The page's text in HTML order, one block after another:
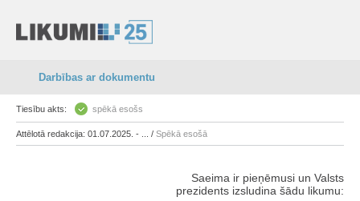
Darbības ar dokumentu
Tiesību akts: spēkā esošs
Attēlotā redakcija: 01.07.2025. - ... / Spēkā esošā
Saeima ir pieņēmusi un Valsts
prezidents izsludina šādu likumu: